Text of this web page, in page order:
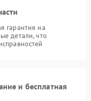
гарантия на
детали, что
и бесплатная